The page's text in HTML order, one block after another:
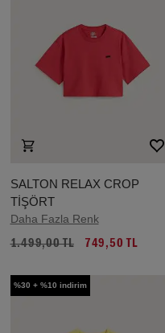
SALTON RELAX CROP
TİŞÖRT
Daha Fazla Renk
1.499,00 TL 749,50 TL
%30 + %10 indirim